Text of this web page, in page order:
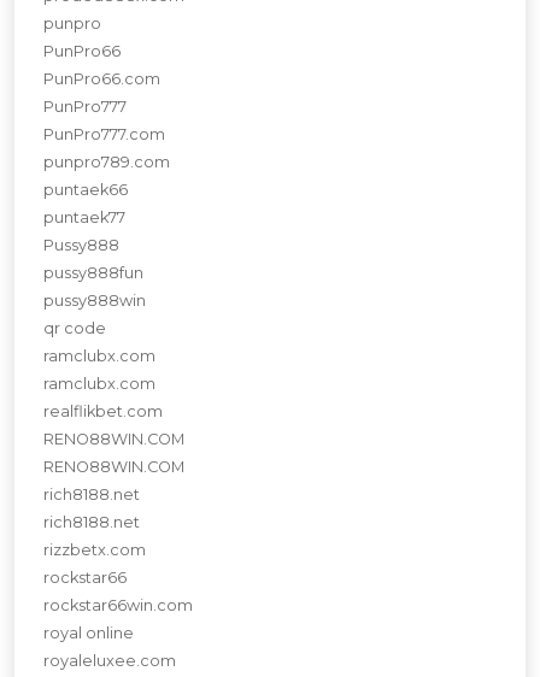
punpro
PunPro66
PunPro66.com
PunPro777
PunPro777.com
punpro789.com
puntaek66
puntaek77
Pussy888
pussy888fun
pussy888win
qr code
ramclubx.com
ramclubx.com
realflikbet.com
RENO88WIN.COM
RENO88WIN.COM
rich8188.net
rich8188.net
rizzbetx.com
rockstar66
rockstar66win.com
royal online
royaleluxee.com